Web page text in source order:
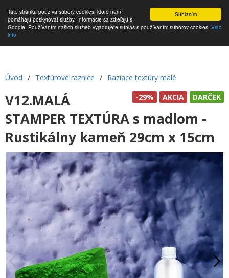
Súhlasím
Táto stránka používa súbory cookies, ktoré nám
pomáhajú poskytovať služby. Informácie sa zdieľajú s
Google. Používaním našich služieb vyjadrujete súhlas s používaním súborov cookies. Viac
info
Úvod / Textúrové raznice / Raziace textúry malé
DARČEK
AKCIA
-29%
V12.MALÁ
STAMPER TEXTÚRA s madlom -
Rustikálny kameň 29cm x 15cm